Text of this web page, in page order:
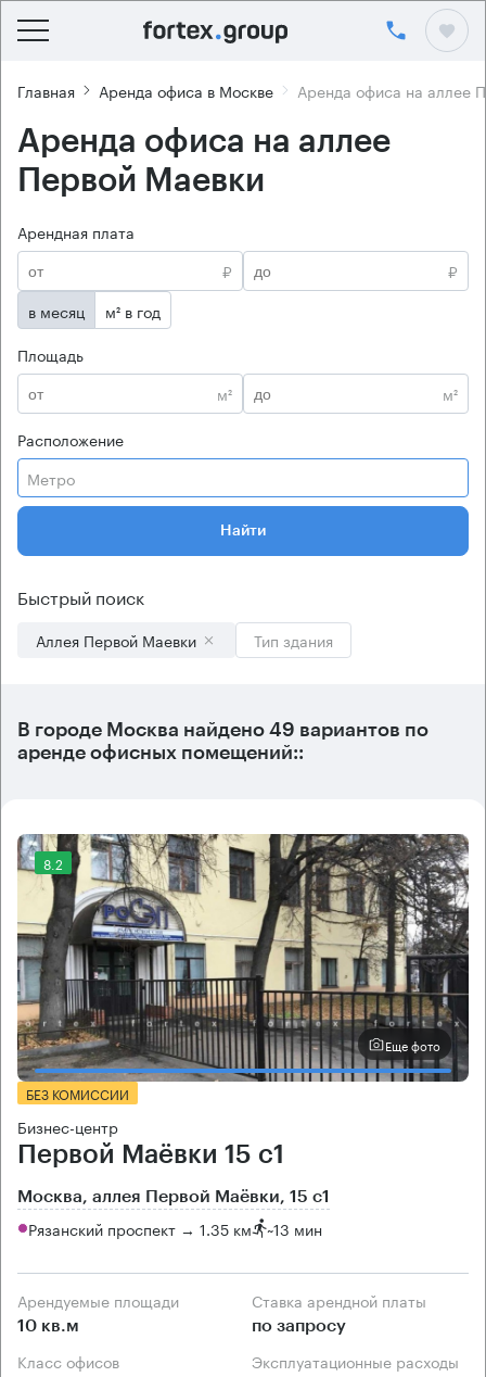
Главная Аренда офиса в Москве Аренда офиса на аллее
Аренда офиса на аллее
Первой Маевки
Арендная плата
₽
₽
в месяц
м² в год
Площадь
м²
м²
Расположение
Метро
Найти
Быстрый поиск
Аллея Первой Маевки Тип здания
В городе Москва найдено 49 вариантов по
аренде офисных помещений::
8.2
Еще фото
БЕЗ КОМИССИИ
Бизнес-центр
Первой Маёвки 15 с1
Москва, аллея Первой Маёвки, 15 с1
Рязанский проспект → 1.35 км ~13 мин
Арендуемые площади
10 кв.м
Ставка арендной платы
по запросу
Класс офисов Эксплуатационные расходы